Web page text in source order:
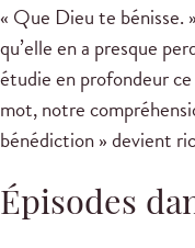
« Que Dieu te
qu’elle en a presque
étudie en profondeur
mot, notre
bénédiction » devient
Épisodes